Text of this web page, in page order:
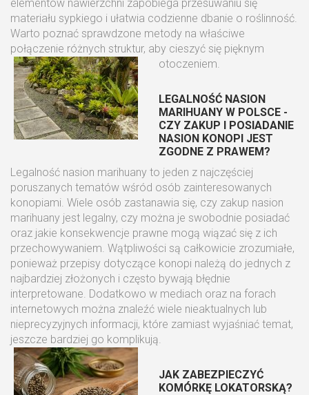
elementów nawierzchni zapobiega przesuwaniu się
materiału sypkiego i ułatwia codzienne dbanie o roślinność.
Warto poznać sprawdzone metody na właściwe
połączenie różnych struktur, aby cieszyć się pięknym
otoczeniem.
LEGALNOŚĆ NASION
MARIHUANY W POLSCE -
CZY ZAKUP I POSIADANIE
NASION KONOPI JEST
ZGODNE Z PRAWEM?
Legalność nasion marihuany to jeden z najczęściej
poruszanych tematów wśród osób zainteresowanych
konopiami. Wiele osób zastanawia się, czy zakup nasion
marihuany jest legalny, czy można je swobodnie posiadać
oraz jakie konsekwencje prawne mogą wiązać się z ich
przechowywaniem. Wątpliwości są całkowicie zrozumiałe,
ponieważ przepisy dotyczące konopi należą do jednych z
najbardziej złożonych i często bywają błędnie
interpretowane. Dodatkowo w mediach oraz na forach
internetowych można znaleźć wiele nieaktualnych lub
nieprecyzyjnych informacji, które zamiast wyjaśniać temat,
jeszcze bardziej go komplikują.
JAK ZABEZPIECZYĆ
KOMÓRKĘ LOKATORSKĄ?